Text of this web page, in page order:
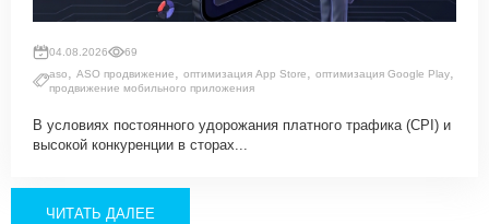
04.08.2026
69
aso, ASO продвижение, оптимизация App Store, оптимизация Google Play,
продвижение мобильного приложения
В условиях постоянного удорожания платного трафика (CPI) и
высокой конкуренции в сторах...
ЧИТАТЬ ДАЛЕЕ